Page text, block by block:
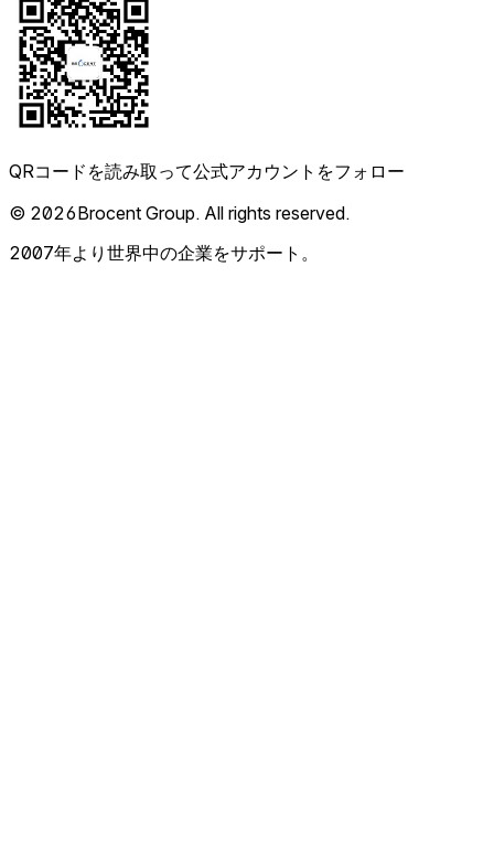
QRコードを読み取って公式アカウントをフォロー
© 2026Brocent Group. All rights reserved.
2007年より世界中の企業をサポート。